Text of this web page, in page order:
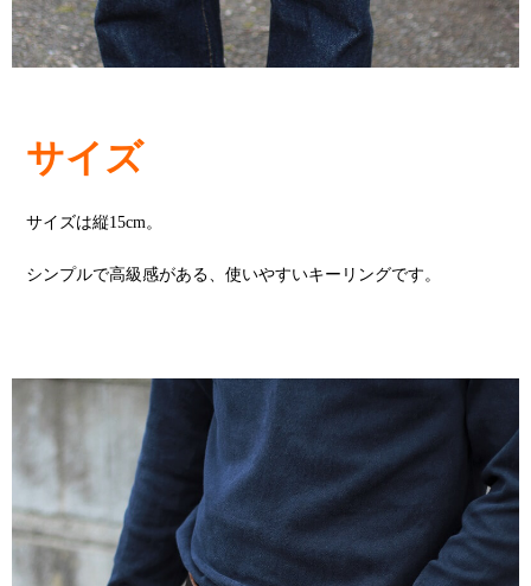
サイズ
サイズは縦15cm。
シンプルで高級感がある、使いやすいキーリングです。